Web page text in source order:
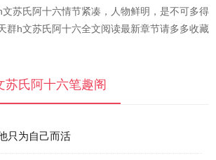
苏氏阿十六情节紧凑，人物鲜明，是不可多得
群h文苏氏阿十六全文阅读最新章节请多多收藏
苏氏阿十六笔趣阁
只为自己而活